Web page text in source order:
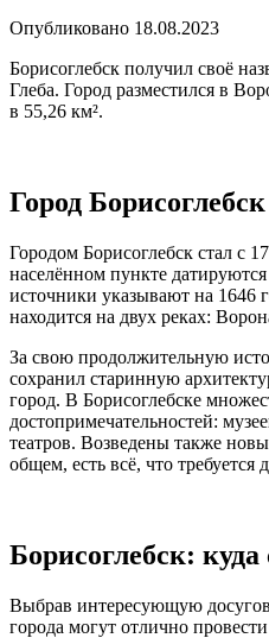
Опубликовано 18.08.2023
Борисоглебск получил своё
Глеба. Город разместился в
в 55,26 км².
Город Борисоглебск
Городом Борисоглебск стал с
населённом пункте
источники указывают на 1646
находится на двух реках:
За свою продолжительную
сохранил старинную
город. В Борисоглебске
достопримечательностей:
театров. Возведены также
общем, есть всё, что
Борисоглебск: куда
Выбрав интересующую
города могут отлично